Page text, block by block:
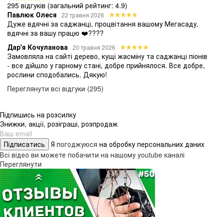
295 відгуків (загальний рейтинг: 4.9)
Павлюк Олеся
22 травня 2026
Дуже вдячні за саджанці, процвітання вашому Мегасаду,
вдячні за вашу працю ❤️????
Дар'я Кочуланова 20 травня 2026
Замовляла на сайті дерево, кущі жасміну та саджанці піонів
- все дійшло у гарному стані, добре прийнялося. Все добре,
рослини сподобались. Дякую!
Переглянути всі відгуки (295)
Підпишись на розсилку
Знижки, акції, розіграші, розпродаж
Підписатись Я погоджуюся на обробку персональних даних
Всі відео ви можете побачити на нашому youtube каналі
Переглянути